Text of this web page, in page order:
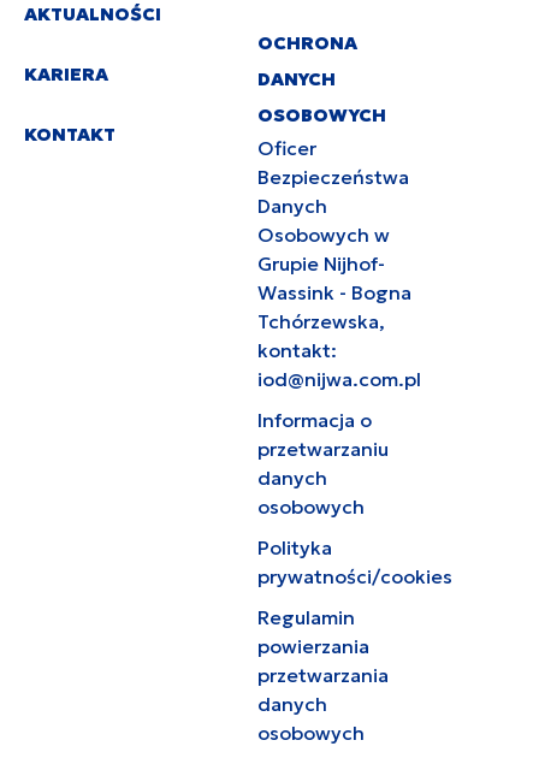
AKTUALNOŚCI
KARIERA
KONTAKT
OCHRONA
DANYCH
OSOBOWYCH
Oficer
Bezpieczeństwa
Danych
Osobowych w
Grupie Nijhof-
Wassink - Bogna
Tchórzewska,
kontakt:
iod@nijwa.com.pl
Informacja o
przetwarzaniu
danych
osobowych
Polityka
prywatności/cookies
Regulamin
powierzania
przetwarzania
danych
osobowych